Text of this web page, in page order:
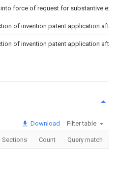
into force of request for substantive
of invention patent application after
of invention patent application after
Download Filter table
Sections Count Query match